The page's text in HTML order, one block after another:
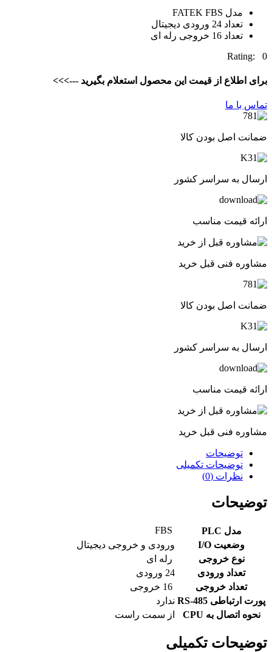
مدل FATEK FBS
تعداد 24 ورودی دیجیتال
تعداد 16 خروجی رله ای
Rating: 0
برای اطلاع از قیمت این محصول استعلام بگیرید --->>>
تماس با ما
ضمانت اصل بودن کالا
ارسال به سراسر کشور
ارائه قیمت مناسب
مشاوره فنی قبل خرید
ضمانت اصل بودن کالا
ارسال به سراسر کشور
ارائه قیمت مناسب
مشاوره فنی قبل خرید
توضیحات
توضیحات تکمیلی
نظرات (0)
توضیحات
مدل PLC
وضعیت I/O
ورودی و خروجی دیجیتال
نوع خروجی
رله ای
تعداد ورودی
24 ورودی
تعداد خروجی
پورت ارتباطی RS-485
ندارد
نحوه اتصال به CPU
از سمت راست
توضیحات تکمیلی